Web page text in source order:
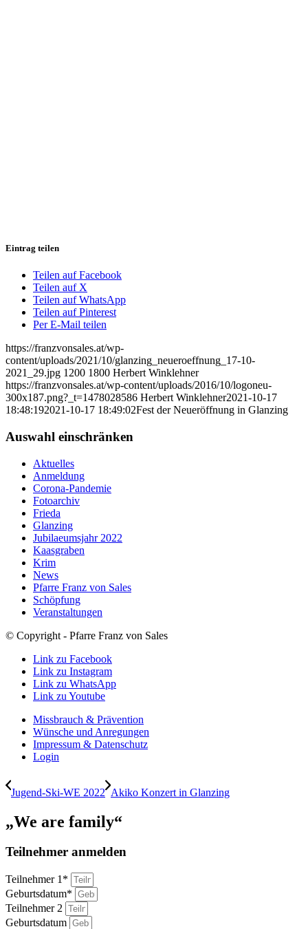
Eintrag teilen
Teilen auf Facebook
Teilen auf X
Teilen auf WhatsApp
Teilen auf Pinterest
Per E-Mail teilen
https://franzvonsales.at/wp-
content/uploads/2021/10/glanzing_neueroeffnung_17-10-
2021_29.jpg 1200 1800 Herbert Winklehner
https://franzvonsales.at/wp-content/uploads/2016/10/logoneu-
300x187.png?_t=1478028586 Herbert Winklehner2021-10-17
18:48:192021-10-17 18:49:02Fest der Neueröffnung in Glanzing
Auswahl einschränken
Aktuelles
Anmeldung
Corona-Pandemie
Fotoarchiv
Frieda
Glanzing
Jubilaeumsjahr 2022
Kaasgraben
Krim
News
Pfarre Franz von Sales
Schöpfung
Veranstaltungen
© Copyright - Pfarre Franz von Sales
Link zu Facebook
Link zu Instagram
Link zu WhatsApp
Link zu Youtube
Missbrauch & Prävention
Wünsche und Anregungen
Impressum & Datenschutz
Login
Jugend-Ski-WE 2022 Akiko Konzert in Glanzing
„We are family“
Teilnehmer anmelden
Teilnehmer 1*
Geburtsdatum*
Teilnehmer 2
Geburtsdatum